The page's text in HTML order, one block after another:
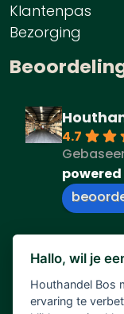
Klantenpas
Bezorging
4.7
powered
Hallo, wil je
Houthandel Bos
ervaring te